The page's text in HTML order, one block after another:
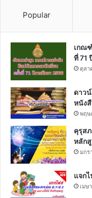
Popular
เกณ
ที่ 71
ตุลา
ดาว
หนัง
พฤษ
คุรุส
หลัก
มกร
แจก
เมษ